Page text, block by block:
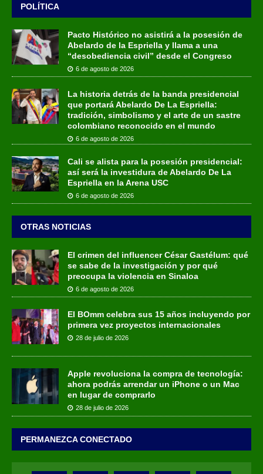
POLÍTICA
Pacto Histórico no asistirá a la posesión de
Abelardo de la Espriella y llama a una
“desobediencia civil” desde el Congreso
6 de agosto de 2026
La historia detrás de la banda presidencial
que portará Abelardo De La Espriella:
tradición, simbolismo y el arte de un sastre
colombiano reconocido en el mundo
6 de agosto de 2026
Cali se alista para la posesión presidencial:
así será la investidura de Abelardo De La
Espriella en la Arena USC
6 de agosto de 2026
OTRAS NOTICIAS
El crimen del influencer César Gastélum: qué
se sabe de la investigación y por qué
preocupa la violencia en Sinaloa
6 de agosto de 2026
El BOmm celebra sus 15 años incluyendo por
primera vez proyectos internacionales
28 de julio de 2026
Apple revoluciona la compra de tecnología:
ahora podrás arrendar un iPhone o un Mac
en lugar de comprarlo
28 de julio de 2026
PERMANEZCA CONECTADO